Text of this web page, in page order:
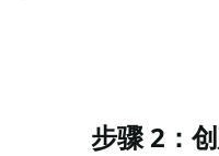
步骤 2：